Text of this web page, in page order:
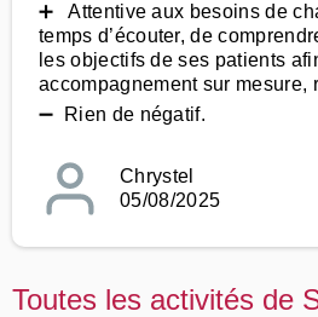
➕ Attentive aux besoins de
temps d’écouter, de
les objectifs de ses patients
accompagnement sur mesure,
➖ Rien de négatif.
Chrystel
05/08/2025
Toutes les activités de